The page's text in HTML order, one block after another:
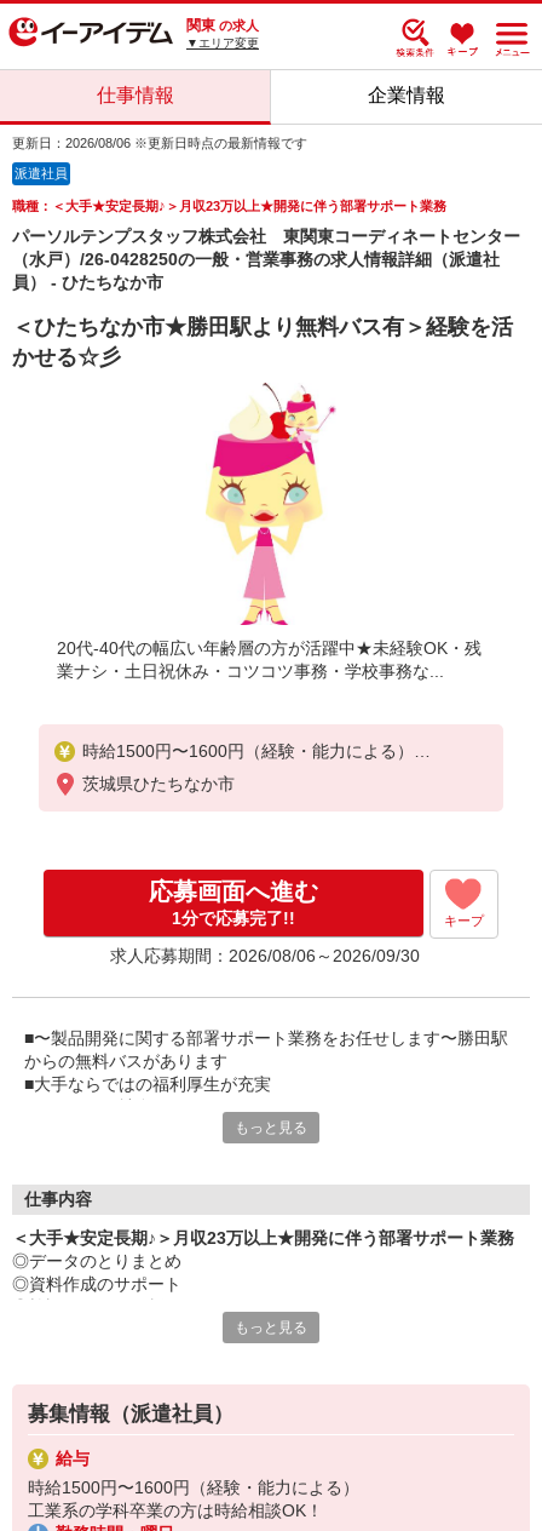
関東 の求人
▼エリア変更
仕事情報 企業情報
更新日：2026/08/06 ※更新日時点の最新情報です
派遣社員
職種：＜大手★安定長期♪＞月収23万以上★開発に伴う部署サポート業務
パーソルテンプスタッフ株式会社 東関東コーディネートセンター
（水戸）/26-0428250の一般・営業事務の求人情報詳細（派遣社
員） - ひたちなか市
＜ひたちなか市★勝田駅より無料バス有＞経験を活
かせる☆彡
20代-40代の幅広い年齢層の方が活躍中★未経験OK・残
業ナシ・土日祝休み・コツコツ事務・学校事務な...
時給1500円〜1600円（経験・能力による）
工業系の学科卒業の方は時給相談OK！
茨城県ひたちなか市
応募画面へ進む
1分で応募完了!! キープ
求人応募期間：2026/08/06～2026/09/30
■〜製品開発に関する部署サポート業務をお任せします〜勝田駅
からの無料バスがあります
■大手ならではの福利厚生が充実
■ランチタイムが楽しみ大手企業での長期ポジション
もっと見る
仕事内容
＜大手★安定長期♪＞月収23万以上★開発に伴う部署サポート業務
◎データのとりまとめ
◎資料作成のサポート
もっと見る
募集情報（派遣社員）
給与
時給1500円〜1600円（経験・能力による）
工業系の学科卒業の方は時給相談OK！